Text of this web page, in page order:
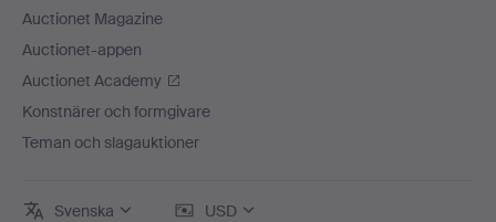
Auctionet Magazine
Auctionet-appen
Auctionet Academy
Konstnärer och formgivare
Teman och slagauktioner
Svenska USD